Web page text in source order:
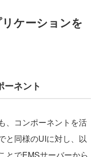
ケーションを
ーネント
、コンポーネントを活
と同様のUIに対し、以